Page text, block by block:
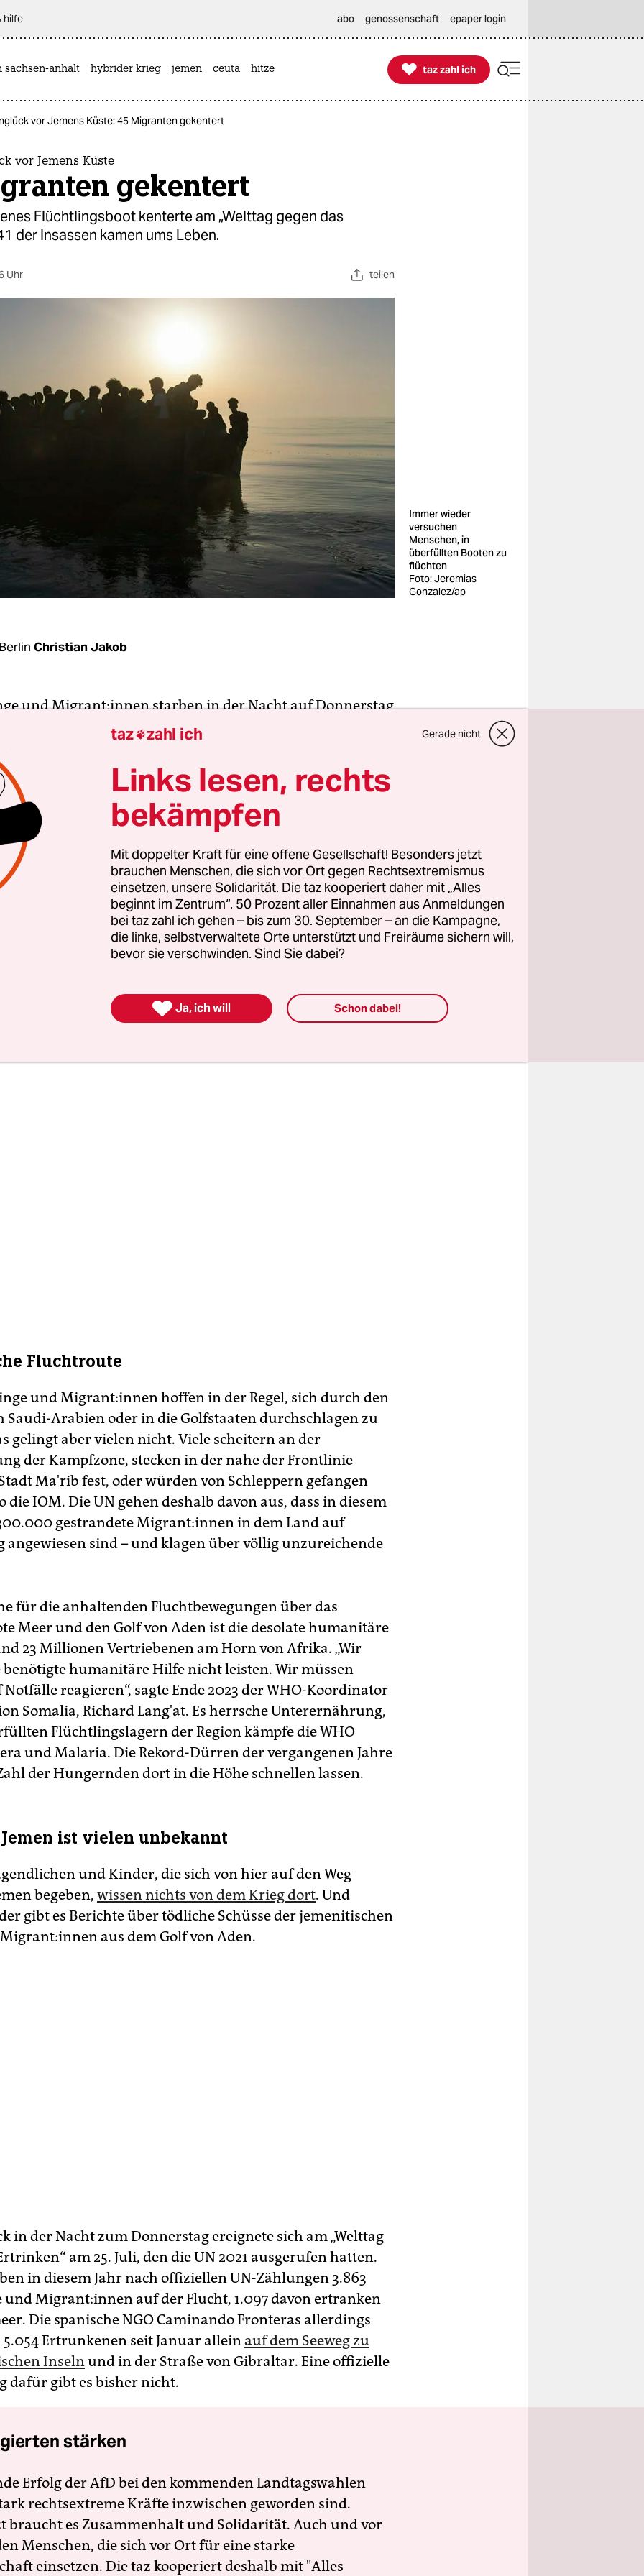
hilfe abo genossenschaft epaper login
sachsen-anhalt hybrider krieg jemen ceuta hitze 
taz zahl ich
taz zahl ich
vor Jemens Küste: 45 Migranten gekentert
vor Jemens Küste
gekentert
Flüchtlingsboot kenterte am „Welttag gegen das
der Insassen kamen ums Leben.
Uhr teilen
Immer wieder
versuchen
Menschen, in
überfüllten Booten zu
flüchten
Foto: Jeremias
Gonzalez/ap
Christian Jakob
und Mi­gran­t:in­nen starben in der Nacht auf Donnerstag
vor der Küste Jemens. Das berichtet das UN-
UNHCR. Nur vier Überlebende seien nahe der Küste
Ta'iz im Südwesten des Landes gefunden worden. Ursache
Winde und Überfrachtung gewesen sein. Das Unglück
auf die gefährliche Reise zwischen Jemen und
UNHCR. Nähere Angaben zur Nationalität der Opfer
des Bootes machte die Organisation nicht.
nach rund zehn Jahren Bürgerkrieg etwa 18 Millionen
Hilfe angewiesen – bei einer Einwohnerzahl von rund 33
ist der Seeweg vom Horn von Afrika nach Jemen
Migrations- und Fluchtrouten der Welt. Die Zahl der
Menschen pro Jahr gestiegen. Im Juni 2024
die IOM rund 1.800 Ankünfte im Jemen, die meisten
Fluchtroute
und Mi­gran­t:in­nen hoffen in der Regel, sich durch den
Saudi-Arabien oder in die Golfstaaten durchschlagen zu
gelingt aber vielen nicht. Viele scheitern an der
der Kampfzone, stecken in der nahe der Frontlinie
Ma'rib fest, oder würden von Schleppern gefangen
die IOM. Die UN gehen deshalb davon aus, dass in diesem
gestrandete Mi­gran­t:in­nen in dem Land auf
angewiesen sind – und klagen über völlig unzureichende
für die anhaltenden Fluchtbewegungen über das
Meer und den Golf von Aden ist die desolate humanitäre
23 Millionen Vertriebenen am Horn von Afrika. „Wir
benötigte humanitäre Hilfe nicht leisten. Wir müssen
reagieren“, sagte Ende 2023 der WHO-Koordinator
Somalia, Richard Lang'at. Es herrsche Unterernährung,
Flüchtlingslagern der Region kämpfe die WHO
und Malaria. Die Rekord-Dürren der vergangenen Jahre
der Hungernden dort in die Höhe schnellen lassen.
ist vielen unbekannt
und Kinder, die sich von hier auf den Weg
begeben, wissen nichts von dem Krieg dort. Und
gibt es Berichte über tödliche Schüsse der jemenitischen
aus dem Golf von Aden.
in der Nacht zum Donnerstag ereignete sich am „Welttag
am 25. Juli, den die UN 2021 ausgerufen hatten.
in diesem Jahr nach offiziellen UN-Zählungen 3.863
Mi­gran­t:in­nen auf der Flucht, 1.097 davon ertranken
Die spanische NGO Caminando Fronteras allerdings
Ertrunkenen seit Januar allein auf dem Seeweg zu
Inselnund in der Straße von Gibraltar. Eine offizielle
dafür gibt es bisher nicht.
stärken
Erfolg der AfD bei den kommenden Landtagswahlen
rechtsextreme Kräfte inzwischen geworden sind.
braucht es Zusammenhalt und Solidarität. Auch und vor
Menschen, die sich vor Ort für eine starke
einsetzen. Die taz kooperiert deshalb mit "Alles
taz zahl ich Gerade nicht
Links lesen, rechts
bekämpfen
Mit doppelter Kraft für eine offene Gesellschaft! Besonders jetzt
brauchen Menschen, die sich vor Ort gegen Rechtsextremismus
einsetzen, unsere Solidarität. Die taz kooperiert daher mit „Alles
beginnt im Zentrum“. 50 Prozent aller Einnahmen aus Anmeldungen
bei taz zahl ich gehen – bis zum 30. September – an die Kampagne,
die linke, selbstverwaltete Orte unterstützt und Freiräume sichern will,
bevor sie verschwinden. Sind Sie dabei?
 Ja, ich will Schon dabei!